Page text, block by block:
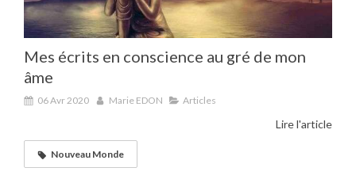
Mes écrits en conscience au gré de mon
âme
06 Avr 2020 Marie EDON Articles
Lire l'article
Nouveau Monde